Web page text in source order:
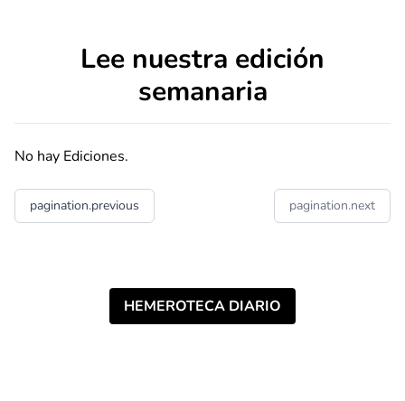
Lee nuestra edición
semanaria
No hay Ediciones.
pagination.previous pagination.next
HEMEROTECA DIARIO